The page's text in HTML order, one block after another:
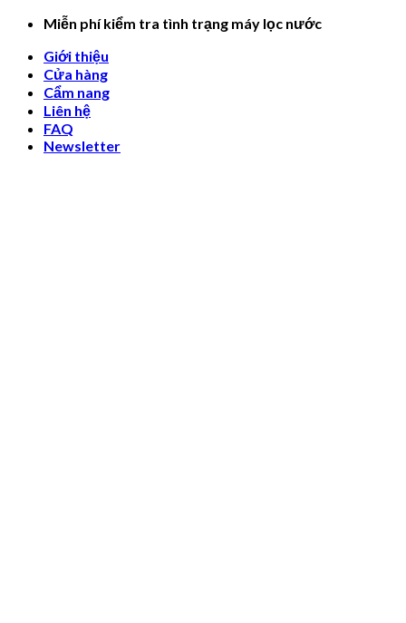
Skip
content
Miễn phí kiểm tra tình trạng máy lọc nước
Giới thiệu
Cửa hàng
Cẩm nang
Liên hệ
FAQ
Newsletter